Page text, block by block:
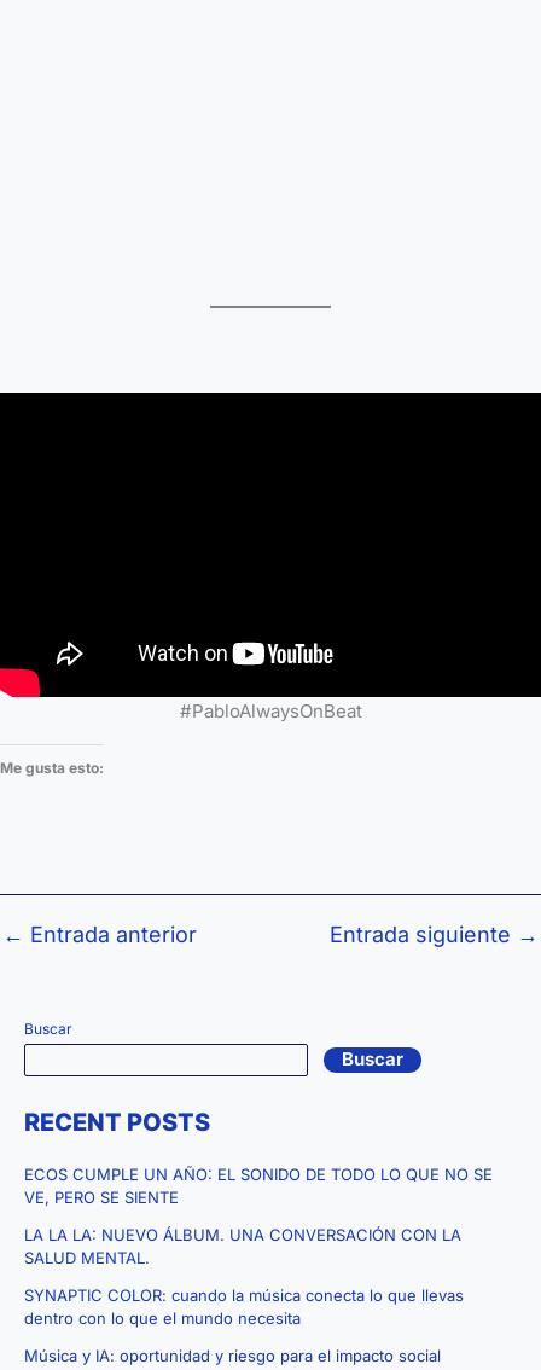
#PabloAlwaysOnBeat
Me gusta esto:
← Entrada anterior Entrada siguiente →
Buscar
Buscar
RECENT POSTS
ECOS CUMPLE UN AÑO: EL SONIDO DE TODO LO QUE NO SE
VE, PERO SE SIENTE
LA LA LA: NUEVO ÁLBUM. UNA CONVERSACIÓN CON LA
SALUD MENTAL.
SYNAPTIC COLOR: cuando la música conecta lo que llevas
dentro con lo que el mundo necesita
Música y IA: oportunidad y riesgo para el impacto social